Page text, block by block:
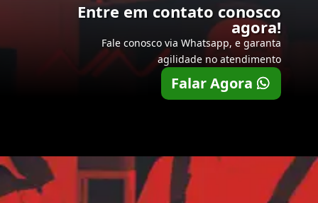
Entre em contato conosco
agora!
Fale conosco via Whatsapp, e garanta
agilidade no atendimento
Falar Agora